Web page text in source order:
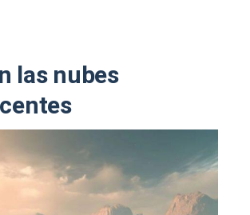
las nubes